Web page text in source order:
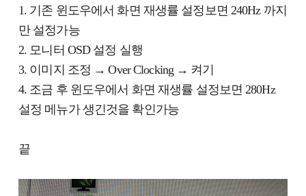
1. 기존 윈도우에서 화면 재생률 설정보면 240Hz 까지
만 설정가능
2. 모니터 OSD 설정 실행
3. 이미지 조정 → Over Clocking → 켜기
4. 조금 후 윈도우에서 화면 재생률 설정보면 280Hz
설정 메뉴가 생긴것을 확인가능
끝